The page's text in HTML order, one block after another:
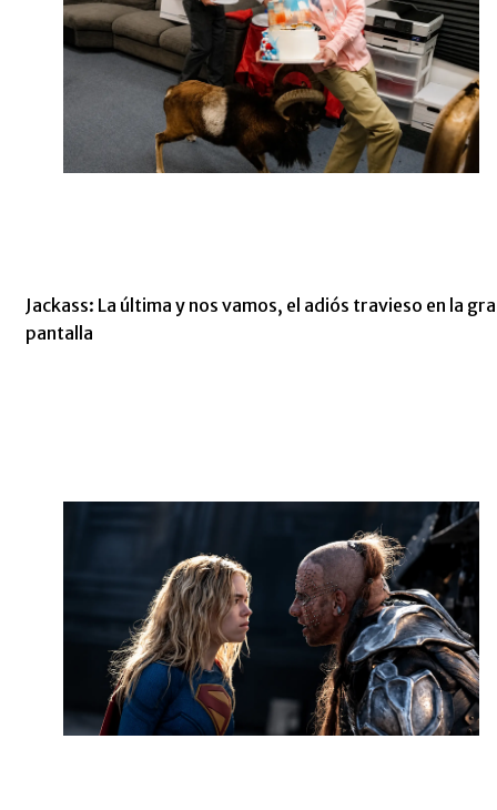
Jackass: La última y nos vamos, el adiós travieso en la
pantalla